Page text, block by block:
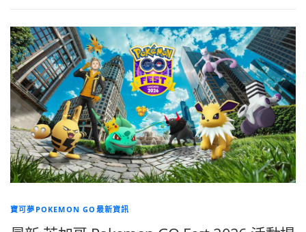
寶可夢POKEMON GO最新資訊